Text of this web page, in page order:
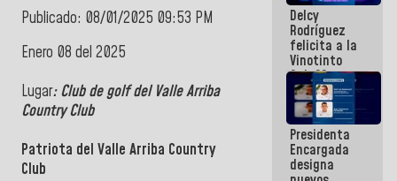
Publicado: 08/01/2025 09:53 PM
Enero 08 del 2025
Lugar: Club de golf del Valle Arriba
Country Club
Patriota del Valle Arriba Country
Club
Aeropuerto
Internacional
de
Maiquetía
Delcy
Rodríguez
felicita a la
Vinotinto
Sub 20
campeona
frente
México Sub
23 en los
Centroamericanos
Presidenta
Encargada
designa